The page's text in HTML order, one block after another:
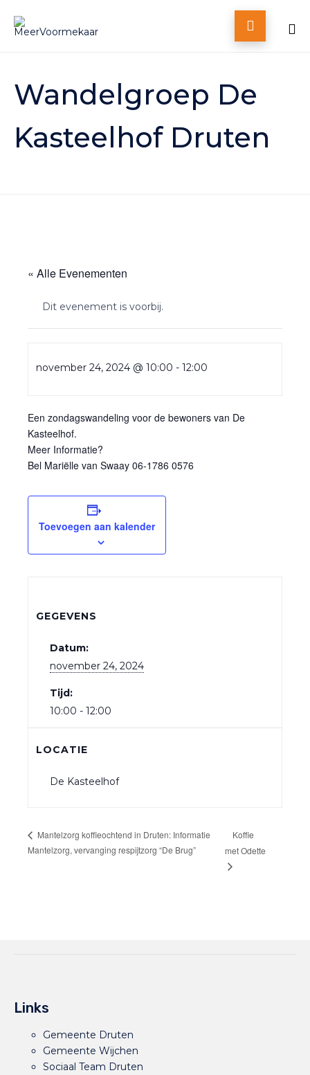

content
Wandelgroep De
Kasteelhof Druten
« Alle Evenementen
Dit evenement is voorbij.
november 24, 2024 @ 10:00 -12:00
Een zondagswandeling voor de bewoners van De
Kasteelhof.
Meer Informatie?
Bel Mariëlle van Swaay 06-1786 0576
Toevoegen aan kalender
GEGEVENS
Datum:
november 24, 2024
Tijd:
10:00 - 12:00
LOCATIE
De Kasteelhof
Mantelzorg koffieochtend in Druten: Informatie
Mantelzorg, vervanging respijtzorg “De Brug”
Koffie
met Odette
Links
Gemeente Druten
Gemeente Wijchen
Sociaal Team Druten